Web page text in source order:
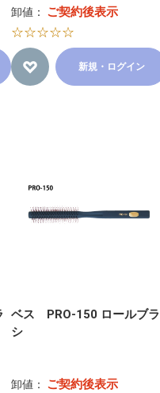
卸値： ご契約後表示
☆☆☆☆☆
新規・ログイン
ベス PRO-150 ロールブラ
シ
卸値： ご契約後表示